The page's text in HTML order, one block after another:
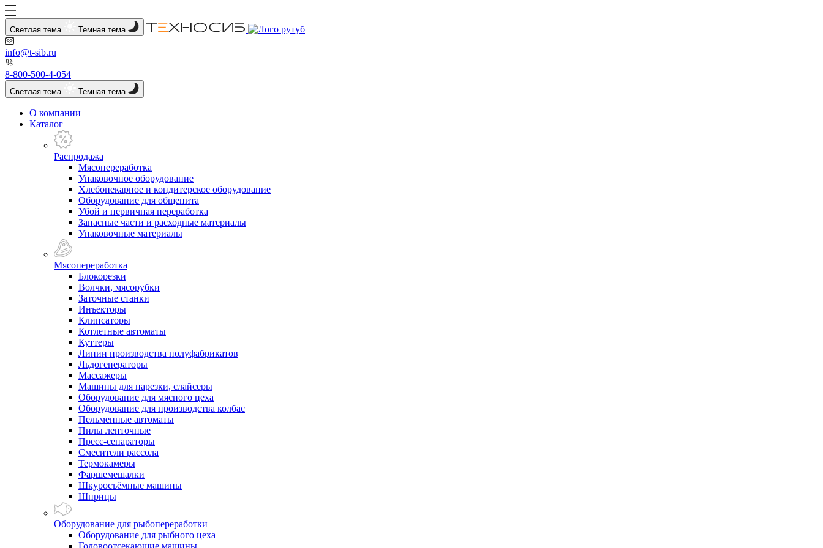
Светлая тема Темная тема
info@t-sib.ru
8-800-500-4-054
Светлая тема Темная тема
О компании
Каталог
Распродажа
Мясопереработка
Упаковочное оборудование
Хлебопекарное и кондитерское оборудование
Оборудование для общепита
Убой и первичная переработка
Запасные части и расходные материалы
Упаковочные материалы
Мясопереработка
Блокорезки
Волчки, мясорубки
Заточные станки
Инъекторы
Клипсаторы
Котлетные автоматы
Куттеры
Линии производства полуфабрикатов
Льдогенераторы
Массажеры
Машины для нарезки, слайсеры
Оборудование для мясного цеха
Оборудование для производства колбас
Пельменные автоматы
Пилы ленточные
Пресс-сепараторы
Смесители рассола
Термокамеры
Фаршемешалки
Шкуросъёмные машины
Шприцы
Оборудование для рыбопереработки
Оборудование для рыбного цеха
Головоотсекающие машины